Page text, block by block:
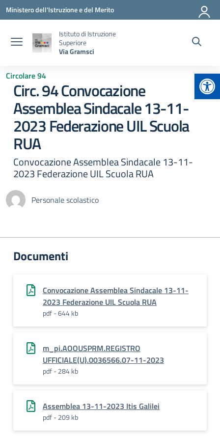
Vai ai contenuti
Vai al menu di navigazione
Vai al footer
Ministero dell'Istruzione e del Merito
Istituto di Istruzione
Superiore
Via Gramsci
Circolare 94
Circ. 94 Convocazione
Assemblea Sindacale 13-11-
2023 Federazione UIL Scuola
RUA
Convocazione Assemblea Sindacale 13-11-
2023 Federazione UIL Scuola RUA
Personale scolastico
Documenti
Convocazione Assemblea Sindacale 13-11-
2023 Federazione UIL Scuola RUA
pdf - 644 kb
m_pi.AOOUSPRM.REGISTRO
UFFICIALE(U).0036566.07-11-2023
pdf - 284 kb
Assemblea 13-11-2023 Itis Galilei
pdf - 209 kb